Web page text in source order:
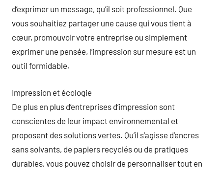
d’exprimer un message, qu’il soit professionnel. Que
vous souhaitiez partager une cause qui vous tient à
cœur, promouvoir votre entreprise ou simplement
exprimer une pensée, l’impression sur mesure est un
outil formidable.
Impression et écologie
De plus en plus d’entreprises d’impression sont
conscientes de leur impact environnemental et
proposent des solutions vertes. Qu’il s’agisse d’encres
sans solvants, de papiers recyclés ou de pratiques
durables, vous pouvez choisir de personnaliser tout en